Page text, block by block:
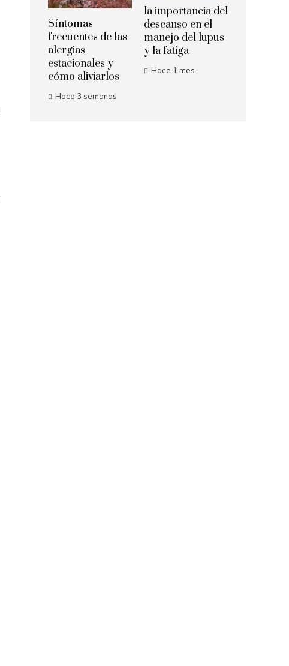
Síntomas
frecuentes de las
alergias
estacionales y
cómo aliviarlos
Hace 3 semanas
la importancia del
descanso en el
manejo del lupus
y la fatiga
Hace 1 mes